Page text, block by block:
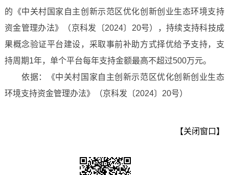
的《中关村国家自主创新示范区优化创新创业生态环境支持
资金管理办法》（京科发〔2024〕20号），持续支持科技成
果概念验证平台建设，采取事前补助方式择优给予支持，支
持周期1年，单个平台每年支持金额最高不超过500万元。
依据：《中关村国家自主创新示范区优化创新创业生态
环境支持资金管理办法》（京科发〔2024〕20号）
【关闭窗口】